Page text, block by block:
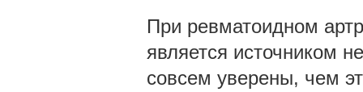
При ревматоидном
является источником
совсем уверены, чем